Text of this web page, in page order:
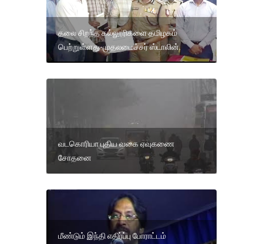
தலை சிறந்த கல்லூரிகளை தமிழகம்
பெற்றுள்ளது-முதலமைச்சர் ஸ்டாலின்.
வடகொரியா புதிய வகை ஏவுகணை
சோதனை
மீண்டும் இந்தி எதிர்ப்பு போராட்டம்